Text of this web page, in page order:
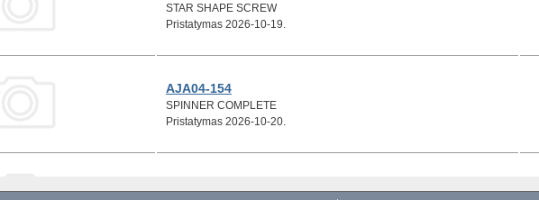
STAR SHAPE SCREW
Pristatymas 2026-10-19.
AJA04-154
SPINNER COMPLETE
Pristatymas 2026-10-20.